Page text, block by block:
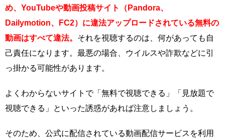
め、YouTubeや動画投稿サイト（Pandora、
Dailymotion、FC2）に違法アップロードされている無料の
動画はすべて違法。 それを視聴するのは、何があっても自
己責任になります。最悪の場合、ウイルスや詐欺などに引
っ掛かる可能性があります。
よくわからないサイトで「無料で視聴できる」「見放題で
視聴できる」といった誘惑があれば注意しましょう。
そのため、公式に配信されている動画配信サービスを利用